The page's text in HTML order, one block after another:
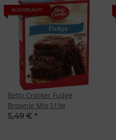
AUSVERKAUFT
Betty Crocker Fudge
Brownie Mix 519g
5,49 € *